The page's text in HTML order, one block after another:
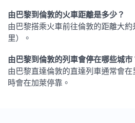
由巴黎到倫敦的火車距離是多少？
由巴黎搭乘火車前往倫敦的距離大
里）。
由巴黎到倫敦的列車會停在哪些城市
由巴黎直達倫敦的直達列車通常會
時會在加萊停靠。